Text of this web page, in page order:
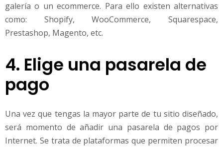
galería o un ecommerce. Para ello existen alternativas
como: Shopify, WooCommerce, Squarespace,
Prestashop, Magento, etc.
4. Elige una pasarela de
pago
Una vez que tengas la mayor parte de tu sitio diseñado,
será momento de añadir una pasarela de pagos por
Internet. Se trata de plataformas que permiten procesar